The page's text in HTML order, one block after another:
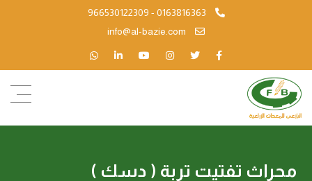
966530122309 - 0163816363
محراث تفتيت تربة ( دسك )